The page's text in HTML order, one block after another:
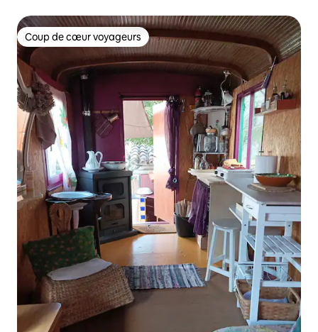
Coup de cœur voyageurs
Coup de cœur voyageurs